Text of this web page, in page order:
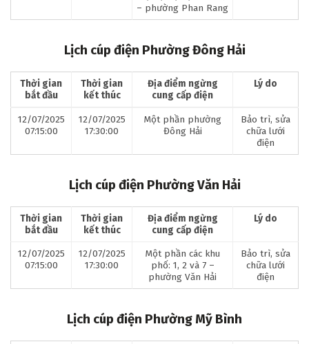
– phường Phan Rang
Lịch cúp điện Phường Đông Hải
Thời gian
bắt đầu
Thời gian
kết thúc
Địa điểm ngừng
cung cấp điện
Lý do
12/07/2025
07:15:00
12/07/2025
17:30:00
Một phần phường
Đông Hải
Bảo trì, sửa
chữa lưới
điện
Lịch cúp điện Phường Văn Hải
Thời gian
bắt đầu
Thời gian
kết thúc
Địa điểm ngừng
cung cấp điện
Lý do
12/07/2025
07:15:00
12/07/2025
17:30:00
Một phần các khu
phố: 1, 2 và 7 –
phường Văn Hải
Bảo trì, sửa
chữa lưới
điện
Lịch cúp điện Phường Mỹ Bình